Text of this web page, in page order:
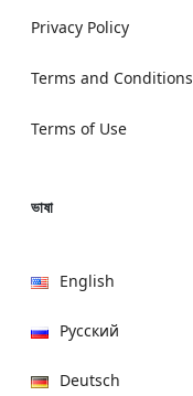
Privacy Policy
Terms and Conditions
Terms of Use
ভাষা
English
Русский
Deutsch